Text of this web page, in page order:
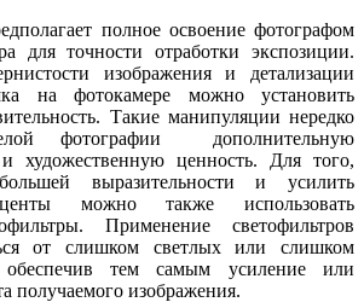
полное освоение фотографом
для точности отработки экспозиции.
изображения и детализации
на фотокамере можно установить
Такие манипуляции нередко
фотографии дополнительную
и художественную ценность. Для того,
выразительности и усилить
можно также использовать
Применение светофильтров
от слишком светлых или слишком
обеспечив тем самым усиление или
получаемого изображения.